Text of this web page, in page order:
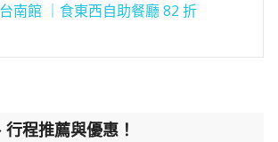
南館 ｜食東西自助餐廳 82 折
程推薦與優惠！